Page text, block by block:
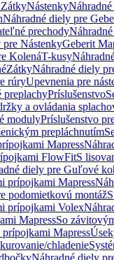
Nástenky
Náhradné diely pre
prechody
NástenkyGeberit
KolenáT-kusy
ZátkyNáhradné diely
rúryUpevnenia pre
preplachyPríslušenstvo
a ovládania
modulyPríslušenstvo
prepláchnutím
Mapress
FlowFitS
diely pre Guľové
prípojkami Mapress
podomietkovú montáž
prípojkami Volex
MapressSo
Mapress
chladenie
Náhradné diely